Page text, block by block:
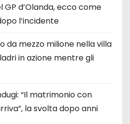
d’Olanda, ecco come
l’incidente
da mezzo milione nella villa
in azione mentre gli
“Il matrimonio con
la svolta dopo anni